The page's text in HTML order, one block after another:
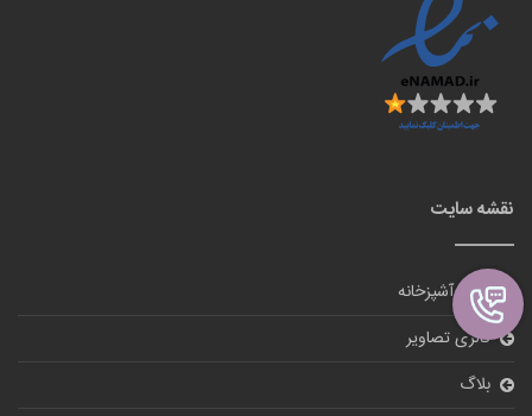
نقشه سایت
لوازم آشپزخانه
گالری تصاویر
بلاگ